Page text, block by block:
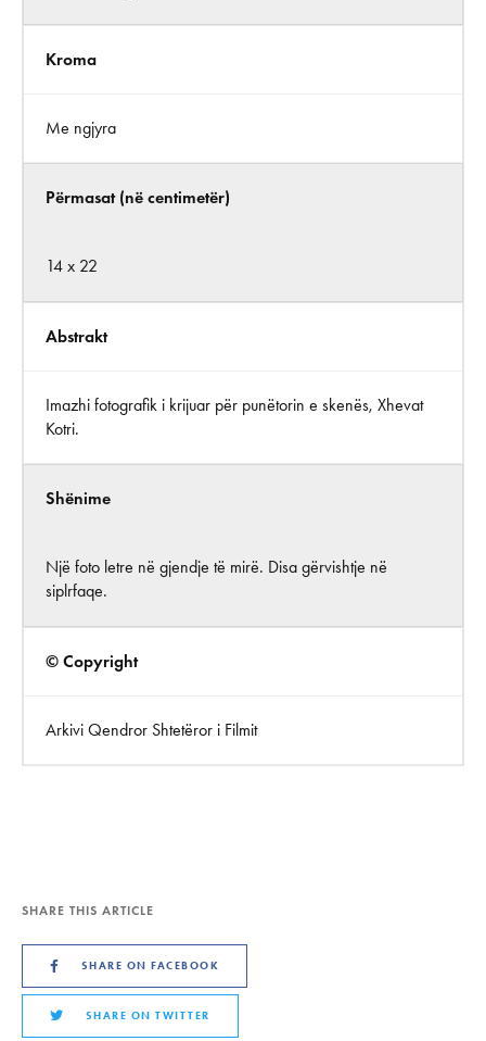
Kroma
Me ngjyra
Përmasat (në centimetër)
14 x 22
Abstrakt
Imazhi fotografik i krijuar për punëtorin e skenës, Xhevat
Kotri.
Shënime
Një foto letre në gjendje të mirë. Disa gërvishtje në
siplrfaqe.
© Copyright
Arkivi Qendror Shtetëror i Filmit
SHARE THIS ARTICLE
SHARE ON FACEBOOK
SHARE ON TWITTER